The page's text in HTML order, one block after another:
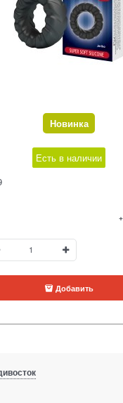
Новинка
Есть в наличии
Добавить